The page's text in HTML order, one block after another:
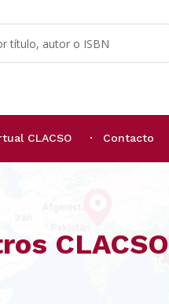
CLACSO Contacto
CLACSO